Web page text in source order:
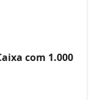
com 1.000